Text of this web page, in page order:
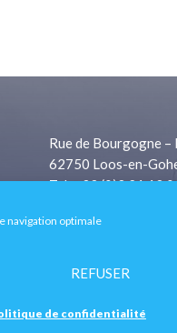
navigation optimale
REFUSER
de confidentialité
Rue de Bourgogne –
62750 Loos-en-
Tel: +33 (0)3 21 13
de l’éco-transition à
et les filières de la
et écologiques